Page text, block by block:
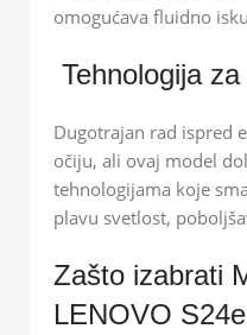
omogućava fluidno
Tehnologija
Dugotrajan rad ispred
očiju, ali ovaj model
tehnologijama koje
plavu svetlost,
Zašto izabrati
LENOVO